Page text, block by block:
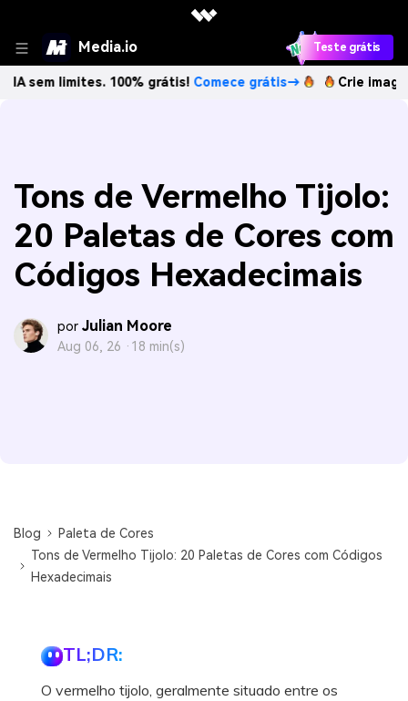
Media.io Teste grátis
100% grátis!Comece grátis→ Crie imagens com
Tons de Vermelho Tijolo:
20 Paletas de Cores com
Códigos Hexadecimais
por Julian Moore
Aug 06, 26 · 18 min(s)
Blog
Paleta de Cores
Tons de Vermelho Tijolo: 20 Paletas de Cores com Códigos
Hexadecimais
TL;DR:
O vermelho tijolo, geralmente situado entre os